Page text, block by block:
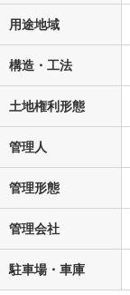
用途地域
構造・工法
土地権利形態
管理人
管理形態
管理会社
駐車場・車庫